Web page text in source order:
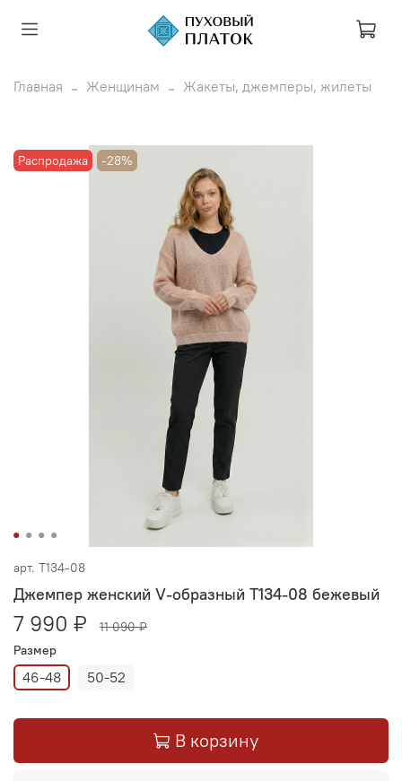
Главная Женщинам Жакеты, джемперы, жилеты
Распродажа -28%
арт. Т134-08
Джемпер женский V-образный Т134-08 бежевый
7 990 ₽
11 090 ₽
Размер
46-48 50-52
В корзину